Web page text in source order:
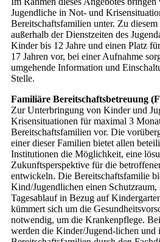
Jugendliche in Not- und
Bereitschaftsfamilien unter. Zu
außerhalb der Dienstzeiten des
Kinder bis 12 Jahre und einen Platz
17 Jahren vor, bei einer Aufnahme
umgehende Information und
Stelle.
Familiäre Bereitschaftsbetreuung
Zur Unterbringung von Kinder und
Krisensituationen für maximal 3
Bereitschaftsfamilien vor. Die
einer dieser Familien bietet allen
Institutionen die Möglichkeit, eine
Zukunftsperspektive für die
entwickeln. Die Bereitschaftsfamilie
Kind/Jugendlichen einen Schutzraum,
Tagesablauf in Bezug auf
kümmert sich um die
notwendig, um die Krankenpflege.
werden die Kinder/Jugend-lichen und